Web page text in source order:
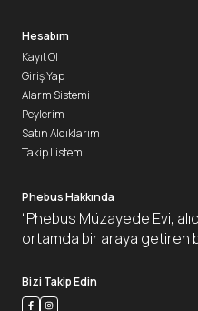
Phebus Hakkında
“Phebus Müzayede Evi,
ortamda bir araya getiren
Bizi Takip Edin
Hesabım
Kayıt Ol
Giriş Yap
Alarm Sistemi
Peylerim
Satın Aldıklarım
Takip Listem